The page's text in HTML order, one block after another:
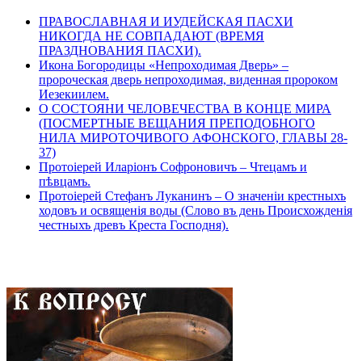
ПРАВОСЛАВНАЯ И ИУДЕЙСКАЯ ПАСХИ
НИКОГДА НЕ СОВПАДАЮТ (ВРЕМЯ
ПРАЗДНОВАНИЯ ПАСХИ).
Икона Богородицы «Непроходимая Дверь» –
пророческая дверь непроходимая, виденная пророком
Иезекиилем.
О СОСТОЯНИ ЧЕЛОВЕЧЕСТВА В КОНЦЕ МИРА
(ПОСМЕРТНЫЕ ВЕЩАНИЯ ПРЕПОДОБНОГО
НИЛА МИРОТОЧИВОГО АФОНСКОГО, ГЛАВЫ 28-
37)
Протоіерей Иларіонъ Софроновичъ – Чтецамъ и
пѣвцамъ.
Протоіерей Стефанъ Луканинъ – О значеніи крестныхъ
ходовъ и освященія воды (Слово въ день Происхожденія
честныхъ древъ Креста Господня).